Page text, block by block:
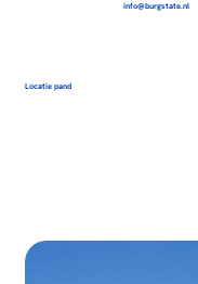
info@burgstate.nl
Locatie pand